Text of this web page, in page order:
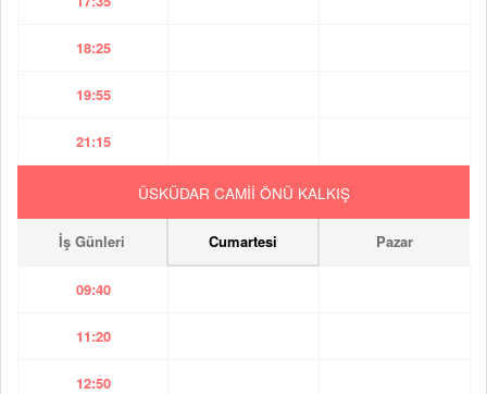
18:25
19:55
21:15
ÜSKÜDAR CAMİİ ÖNÜ KALKIŞ
İş Günleri Cumartesi Pazar
09:40
11:20
12:50